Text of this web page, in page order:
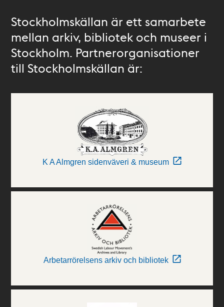
Stockholmskällan är ett samarbete
mellan arkiv, bibliotek och museer i
Stockholm. Partnerorganisationer
till Stockholmskällan är:
K A Almgren sidenväveri & museum
Arbetarrörelsens arkiv och bibliotek